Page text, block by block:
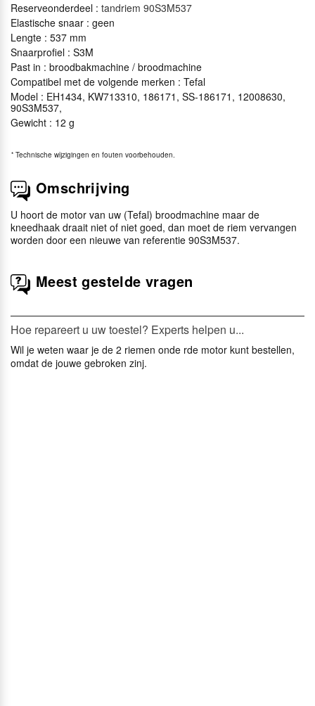
Reserveonderdeel : tandriem 90S3M537
Elastische snaar : geen
Lengte : 537 mm
Snaarprofiel : S3M
Past in : broodbakmachine / broodmachine
Compatibel met de volgende merken : Tefal
Model : EH1434, KW713310, 186171, SS-186171, 12008630,
90S3M537,
Gewicht : 12 g
* Technische wijzigingen en fouten voorbehouden.
Omschrijving
U hoort de motor van uw (Tefal) broodmachine maar de
kneedhaak draait niet of niet goed, dan moet de riem vervangen
worden door een nieuwe van referentie 90S3M537.
Meest gestelde vragen
Hoe repareert u uw toestel? Experts helpen u...
Wil je weten waar je de 2 riemen onde rde motor kunt bestellen,
omdat de jouwe gebroken zinj.